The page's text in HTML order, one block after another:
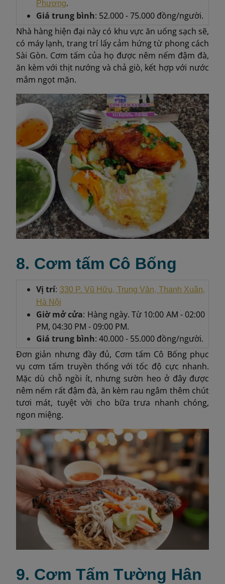
Phương.
Giá trung bình: 52.000 - 75.000 đồng/người.
Nhà hàng hiện đại này có khu vực ăn uống sạch sẽ,
có máy lạnh, trang trí lấy cảm hứng từ phong cách
Sài Gòn. Cơm tấm của họ được nêm nếm đậm đà,
ăn kèm với thịt nướng và chả giò, kết hợp với nước
mắm ngọt mặn.
8. Cơm tấm Cô Bống
Vị trí: 330 P. Vũ Hữu, Trung Văn, Thanh Xuân,
Hà Nội
Giờ mở cửa: Hàng ngày. Từ 10:00 AM - 02:00
PM, 04:30 PM - 09:00 PM.
Giá trung bình: 40.000 - 55.000 đồng/người.
Đơn giản nhưng đầy đủ, Cơm tấm Cô Bống phục
vụ cơm tấm truyền thống với tốc độ cực nhanh.
Mặc dù chỗ ngồi ít, nhưng sườn heo ở đây được
nêm nếm rất đậm đà, ăn kèm rau ngâm thêm chút
tươi mát, tuyệt vời cho bữa trưa nhanh chóng,
ngon miệng.
9. Cơm Tấm Tường Hân